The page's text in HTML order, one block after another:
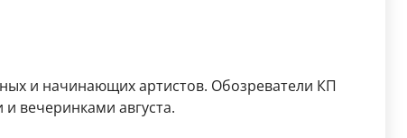
и начинающих артистов. Обозреватели КП
вечеринками августа.